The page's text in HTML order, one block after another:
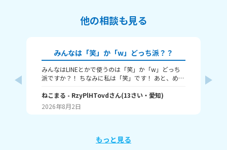
他の相談も見る
みんなは「笑」か「w」どっち派？？
みんなはLINEとかで使うのは「笑」か「w」どっち
派ですか？！ ちなみに私は「笑」です！ あと、めっ
す！ （笑笑、爆笑、wwwなど）
ねこまる - RzyPlHTovdさん(13さい・ 愛知)
2026年8月2日
もっと見る